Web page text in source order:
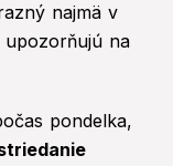
najmä v
upozorňujú na
pondelka,